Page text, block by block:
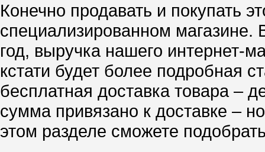
Конечно продавать и покупать
специализированном магазине.
год, выручка нашего интернет-
кстати будет более подробная
бесплатная доставка товара –
сумма привязано к доставке –
этом разделе сможете